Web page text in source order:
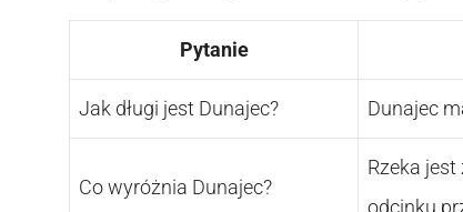
Pytanie
Jak długi jest Dunajec? Dunajec
Co wyróżnia Dunajec?
Rzeka